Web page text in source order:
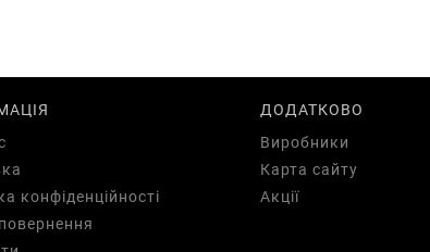
конфіденційності
ДОДАТКОВО
Виробники
Карта сайту
Акції